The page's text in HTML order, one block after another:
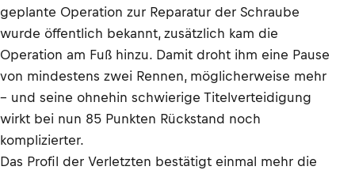
geplante Operation zur Reparatur der Schraube
wurde öffentlich bekannt, zusätzlich kam die
Operation am Fuß hinzu. Damit droht ihm eine Pause
von mindestens zwei Rennen, möglicherweise mehr
– und seine ohnehin schwierige Titelverteidigung
wirkt bei nun 85 Punkten Rückstand noch
komplizierter.
Das Profil der Verletzten bestätigt einmal mehr die